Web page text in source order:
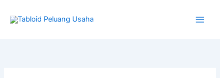
your
email…